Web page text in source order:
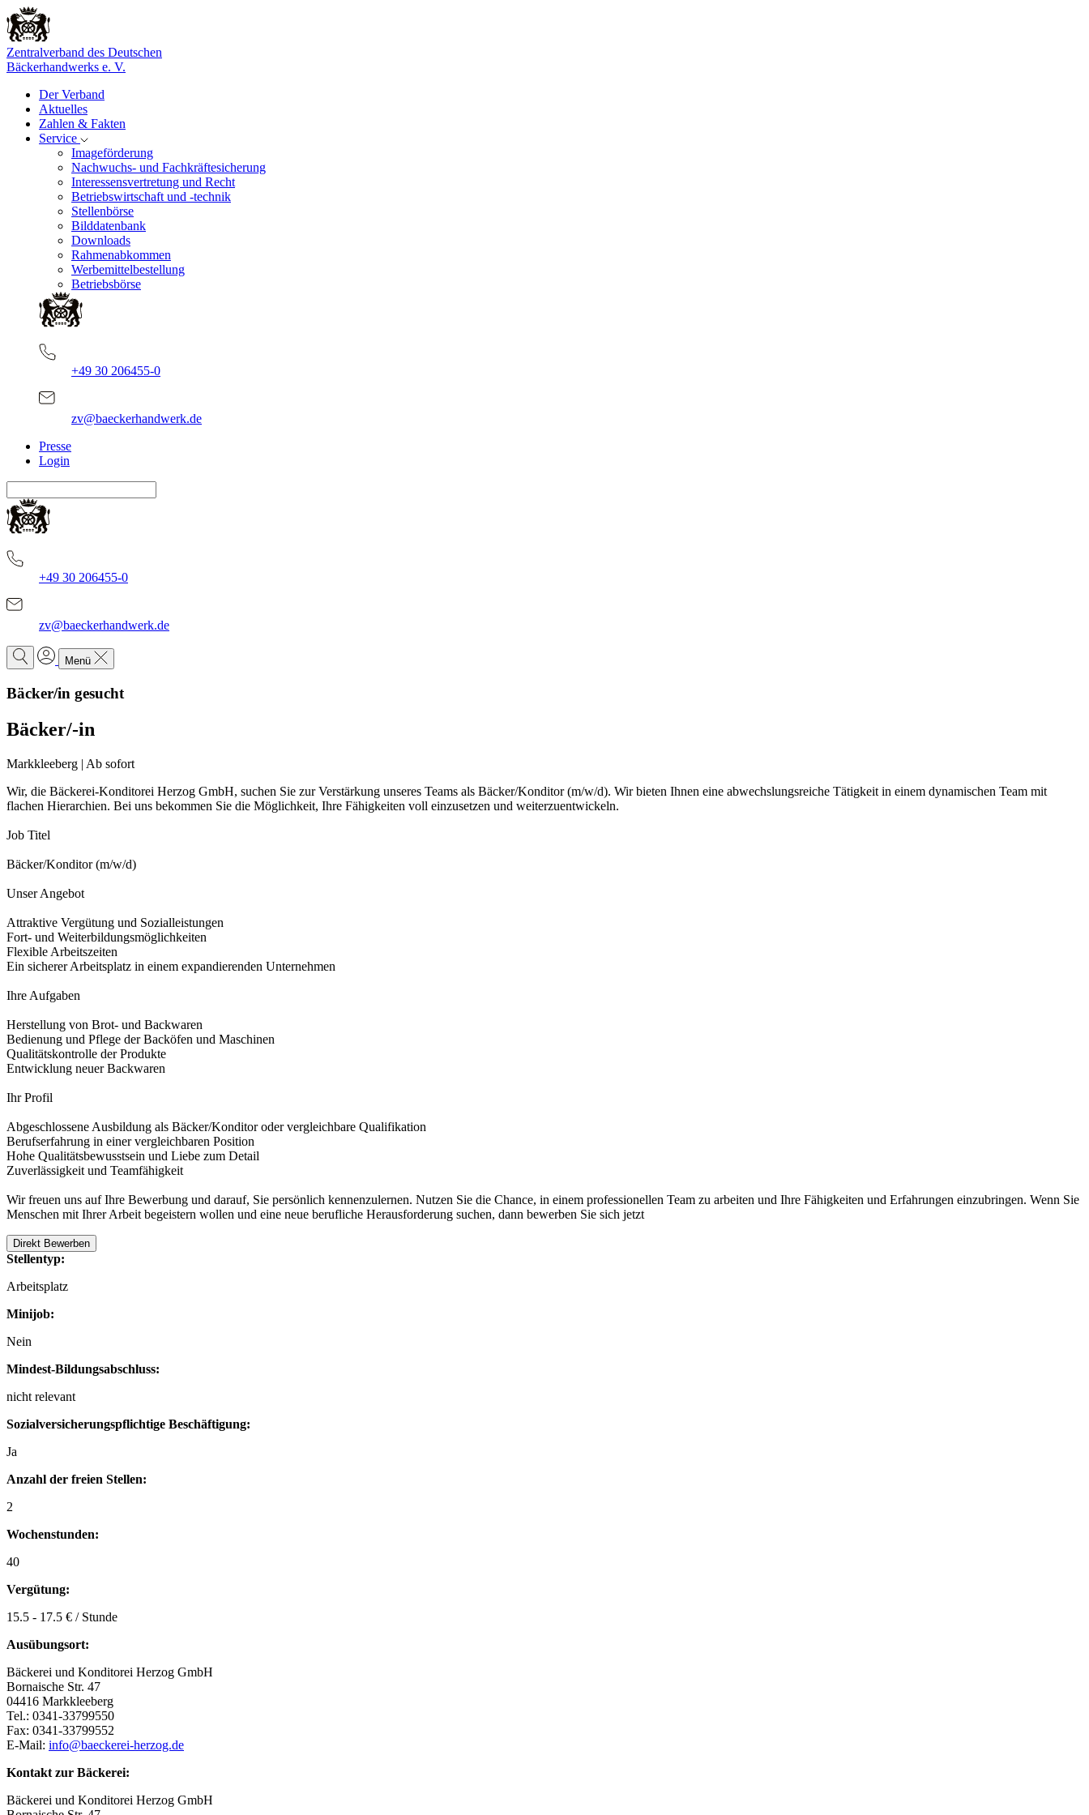
Zentralverband des Deutschen
Bäckerhandwerks e. V.
Der Verband
Aktuelles
Zahlen & Fakten
Service
Imageförderung
Nachwuchs- und Fachkräftesicherung
Interessensvertretung und Recht
Betriebswirtschaft und -technik
Stellenbörse
Bilddatenbank
Downloads
Rahmenabkommen
Werbemittelbestellung
Betriebsbörse
+49 30 206455-0
zv@baeckerhandwerk.de
Presse
Login
+49 30 206455-0
zv@baeckerhandwerk.de
Menü
Bäcker/in gesucht
Bäcker/-in
Markkleeberg | Ab sofort
Wir, die Bäckerei-Konditorei Herzog GmbH, suchen Sie zur Verstärkung unseres Teams als Bäcker/Konditor (m/w/d). Wir bieten Ihnen eine abwechslungsreiche Tätigkeit in einem dynamischen Team mit
flachen Hierarchien. Bei uns bekommen Sie die Möglichkeit, Ihre Fähigkeiten voll einzusetzen und weiterzuentwickeln.
Job Titel
Bäcker/Konditor (m/w/d)
Unser Angebot
Attraktive Vergütung und Sozialleistungen
Fort- und Weiterbildungsmöglichkeiten
Flexible Arbeitszeiten
Ein sicherer Arbeitsplatz in einem expandierenden Unternehmen
Ihre Aufgaben
Herstellung von Brot- und Backwaren
Bedienung und Pflege der Backöfen und Maschinen
Qualitätskontrolle der Produkte
Entwicklung neuer Backwaren
Ihr Profil
Abgeschlossene Ausbildung als Bäcker/Konditor oder vergleichbare Qualifikation
Berufserfahrung in einer vergleichbaren Position
Hohe Qualitätsbewusstsein und Liebe zum Detail
Zuverlässigkeit und Teamfähigkeit
Wir freuen uns auf Ihre Bewerbung und darauf, Sie persönlich kennenzulernen. Nutzen Sie die Chance, in einem professionellen Team zu arbeiten und Ihre Fähigkeiten und Erfahrungen einzubringen. Wenn Sie
Menschen mit Ihrer Arbeit begeistern wollen und eine neue berufliche Herausforderung suchen, dann bewerben Sie sich jetzt
Direkt Bewerben
Stellentyp:
Arbeitsplatz
Minijob:
Nein
Mindest-Bildungsabschluss:
nicht relevant
Sozialversicherungspflichtige Beschäftigung:
Ja
Anzahl der freien Stellen:
2
Wochenstunden:
40
Vergütung:
15.5 - 17.5 € / Stunde
Ausübungsort:
Bäckerei und Konditorei Herzog GmbH
Bornaische Str. 47
04416 Markkleeberg
Tel.: 0341-33799550
Fax: 0341-33799552
E-Mail: info@baeckerei-herzog.de
Kontakt zur Bäckerei:
Bäckerei und Konditorei Herzog GmbH